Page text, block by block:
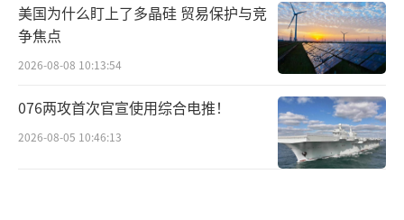
美国为什么盯上了多晶硅 贸易保护与竞
争焦点
2026-08-08 10:13:54
076两攻首次官宣使用综合电推！
2026-08-05 10:46:13